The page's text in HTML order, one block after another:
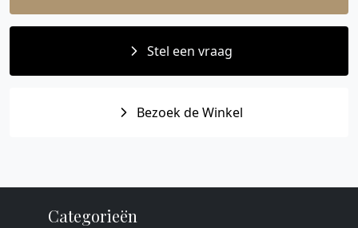
Stel een vraag
Bezoek de Winkel
Categorieën